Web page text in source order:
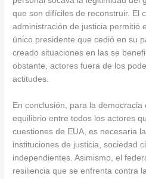
que son difíciles de reconstruir. El
administración de justicia permitió
único presidente que cedió en su
creado situaciones en las se
obstante, actores fuera de los
actitudes.
En conclusión, para la
equilibrio entre todos los actores
cuestiones de EUA, es necesaria
instituciones de justicia, sociedad
independientes. Asimismo, el
resiliencia que se enfrenta contra